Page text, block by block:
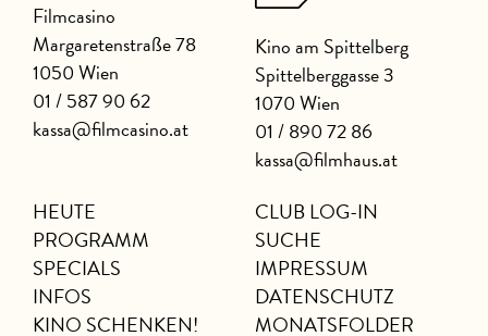
Filmcasino
Margaretenstraße 78
1050 Wien
01 / 587 90 62
kassa@filmcasino.at
Kino am Spittelberg
Spittelberggasse 3
1070 Wien
01 / 890 72 86
kassa@filmhaus.at
HEUTE
PROGRAMM
SPECIALS
INFOS
KINO SCHENKEN!
CLUB LOG-IN
SUCHE
IMPRESSUM
DATENSCHUTZ
MONATSFOLDER